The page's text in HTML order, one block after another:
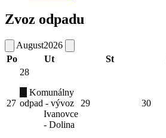
Zvoz odpadu
August2026
Po
Ut St
27
28
Komunálny
odpad - vývoz
Ivanovce
- Dolina
29 30